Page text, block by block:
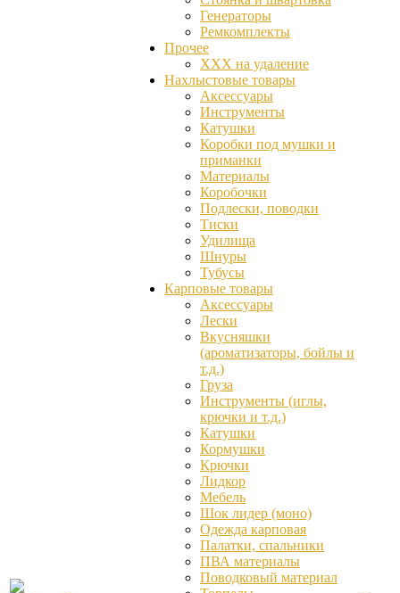
Генераторы
Ремкомплекты
Прочее
ХХХ на удаление
Нахлыстовые товары
Аксессуары
Инструменты
Катушки
Коробки под мушки и
приманки
Материалы
Коробочки
Подлески, поводки
Тиски
Удилища
Шнуры
Тубусы
Карповые товары
Аксессуары
Лески
Вкусняшки
(ароматизаторы, бойлы и
т.д.)
Груза
Инструменты (иглы,
крючки и т.д.)
Катушки
Кормушки
Крючки
Лидкор
Мебель
Шок лидер (моно)
Одежда карповая
Палатки, спальники
ПВА материалы
Поводковый материал